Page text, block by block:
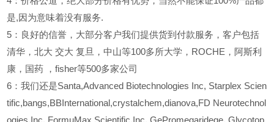
是,因为意味着没有服务.
5 ：良好的信誉，大部分客户我们提供货到付款服务，客户包括
清华，北大 交大 复旦，中山等100多所大学，ROCHE，阿斯利
康，国药
，fisher等500多家公司
6 ：我们还是Santa,Advanced Biotechnologies Inc, Starplex Scien
tific,bangs,BBInternational,crystalchem,dianova,FD Neurotechnol